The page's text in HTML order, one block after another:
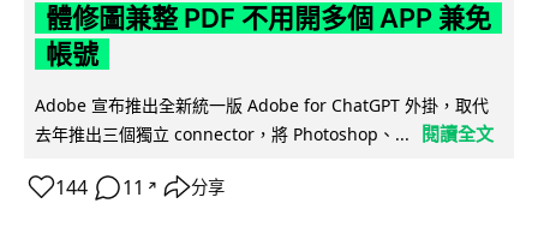
體修圖兼整 PDF 不用開多個 APP 兼免
帳號
Adobe 宣布推出全新統一版 Adobe for ChatGPT 外掛，取代
去年推出三個獨立 connector，將 Photoshop、...
閱讀全文
144 11 ↗ 分享